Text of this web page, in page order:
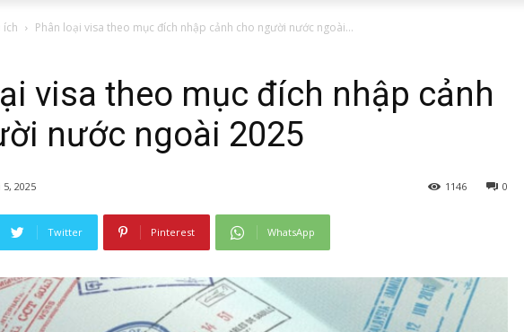
ích Phân loại visa theo mục đích nhập cảnh cho người nước ngoài...
visa theo mục đích nhập cảnh
nước ngoài 2025
2025 0
1146
Twitter Pinterest WhatsApp